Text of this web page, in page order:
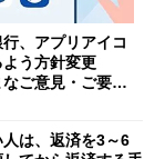
行、アプリアイコ
よう方針変更
なご意見・ご要望
は、返済を3～6